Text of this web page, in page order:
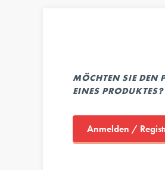
MÖCHTEN SIE DEN
EINES PRODUKTES?
Anmelden /